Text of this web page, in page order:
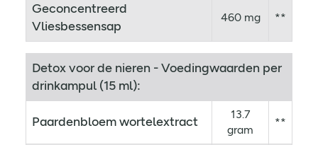
Geconcentreerd
Vliesbessensap
460 mg **
Detox voor de nieren - Voedingwaarden per
drinkampul (15 ml):
Paardenbloem wortelextract
13.7
gram
**